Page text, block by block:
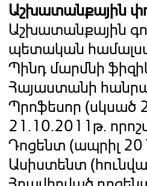
Աշխատանքային
Աշխատանքային
պետական
Պինդ մարմնի
Հայաստանի
Պրոֆեսոր (սկսած
21.10.2011թ.
Դոցենտ (ապրիլ
Ասիստենտ